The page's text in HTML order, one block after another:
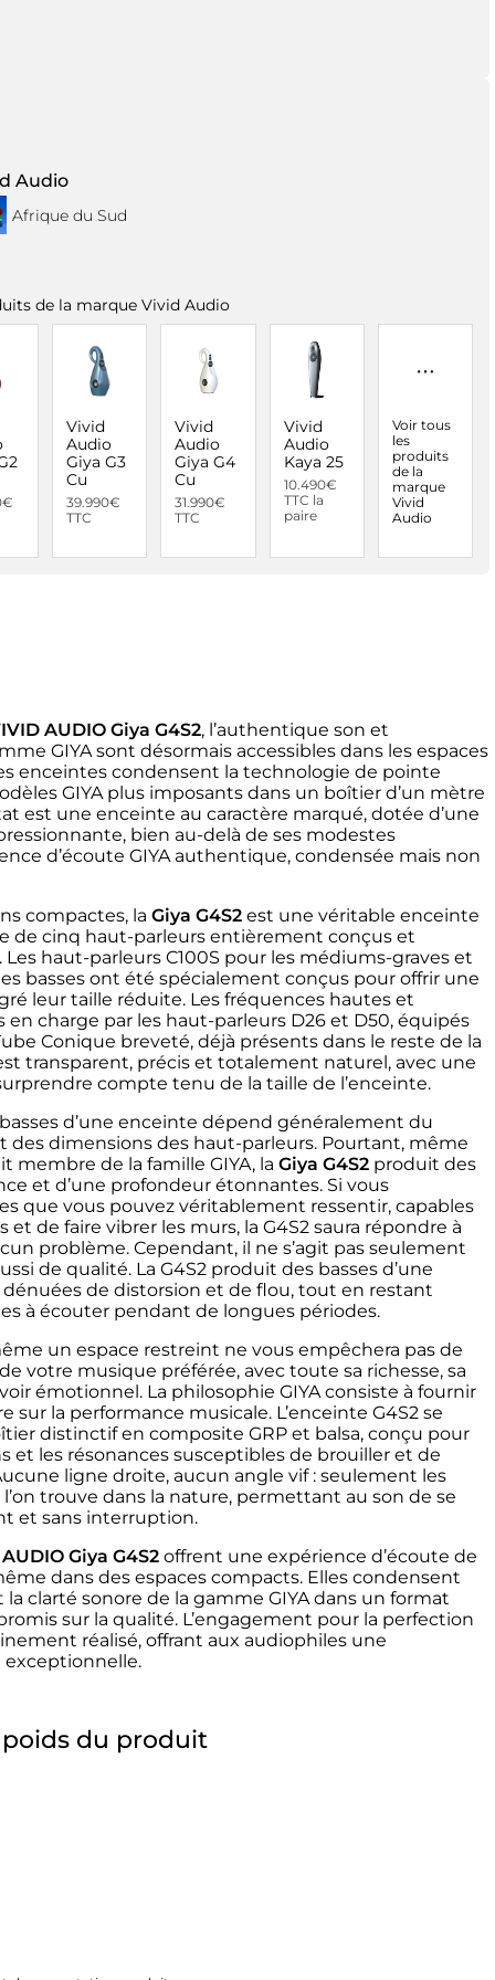
Audio
Afrique du Sud
de la marque Vivid Audio
Vivid
Audio
Giya G3
Cu
39.990€
TTC
Vivid
Audio
Giya G4
Cu
31.990€
TTC
Vivid
Audio
Kaya 25
10.490€
TTC la
paire
Voir tous
les
produits
de la
marque
Vivid
Audio
AUDIO Giya G4S2, l’authentique son et
GIYA sont désormais accessibles dans les espaces
enceintes condensent la technologie de pointe
GIYA plus imposants dans un boîtier d’un mètre
est une enceinte au caractère marqué, dotée d’une
bien au-delà de ses modestes
d’écoute GIYA authentique, condensée mais non
compactes, la Giya G4S2 est une véritable enceinte
de cinq haut-parleurs entièrement conçus et
haut-parleurs C100S pour les médiums-graves et
basses ont été spécialement conçus pour offrir une
leur taille réduite. Les fréquences hautes et
charge par les haut-parleurs D26 et D50, équipés
Conique breveté, déjà présents dans le reste de la
transparent, précis et totalement naturel, avec une
compte tenu de la taille de l’enceinte.
d’une enceinte dépend généralement du
des dimensions des haut-parleurs. Pourtant, même
membre de la famille GIYA, la Giya G4S2 produit des
et d’une profondeur étonnantes. Si vous
que vous pouvez véritablement ressentir, capables
et de faire vibrer les murs, la G4S2 saura répondre à
problème. Cependant, il ne s’agit pas seulement
de qualité. La G4S2 produit des basses d’une
de distorsion et de flou, tout en restant
à écouter pendant de longues périodes.
un espace restreint ne vous empêchera pas de
votre musique préférée, avec toute sa richesse, sa
émotionnel. La philosophie GIYA consiste à fournir
sur la performance musicale. L’enceinte G4S2 se
distinctif en composite GRP et balsa, conçu pour
et les résonances susceptibles de brouiller et de
ligne droite, aucun angle vif : seulement les
trouve dans la nature, permettant au son de se
et sans interruption.
Giya G4S2 offrent une expérience d’écoute de
dans des espaces compacts. Elles condensent
clarté sonore de la gamme GIYA dans un format
sur la qualité. L’engagement pour la perfection
réalisé, offrant aux audiophiles une
exceptionnelle.
du produit